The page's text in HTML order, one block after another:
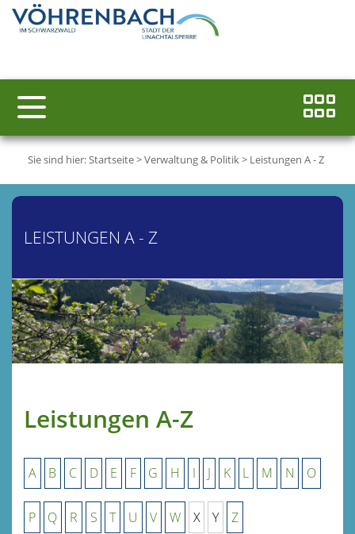
Sie sind hier:Startseite>Verwaltung & Politik> Leistungen A - Z
LEISTUNGEN A - Z
Leistungen A-Z
A B C D E F G H I J K L M N O
P Q R S T U V W X Y Z